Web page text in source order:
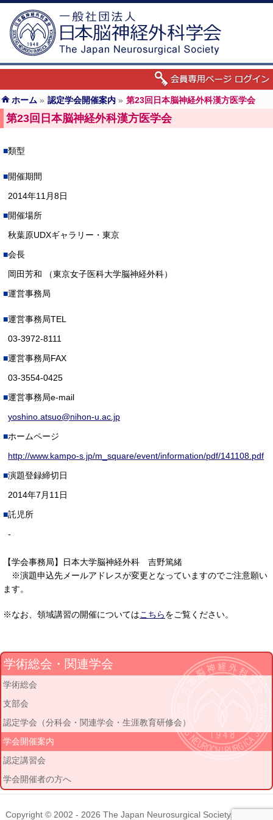
ホーム » 認定学会開催案内 » 第23回日本脳神経外科漢方医学会
第23回日本脳神経外科漢方医学会
類型
開催期間
2014年11月8日
開催場所
秋葉原UDXギャラリー・東京
会長
岡田芳和 （東京女子医科大学脳神経外科）
運営事務局
運営事務局TEL
03-3972-8111
運営事務局FAX
03-3554-0425
運営事務局e-mail
yoshino.atsuo@nihon-u.ac.jp
ホームページ
http://www.kampo-s.jp/m_square/event/information/pdf/141108.pdf
演題登録締切日
2014年7月11日
託児所
-
【学会事務局】日本大学脳神経外科 吉野篤緒
※演題申込先メールアドレスが変更となっていますのでご注意願い
ます。
※なお、領域講習の開催についてはこちらをご覧ください。
学術総会・関連学会
学術総会
支部会
認定学会（分科会・関連学会・生涯教育研修会）
学会開催案内
認定講習会
学会開催者の方へ
Copyright © 2002 - 2026 The Japan Neurosurgical Society. All rights